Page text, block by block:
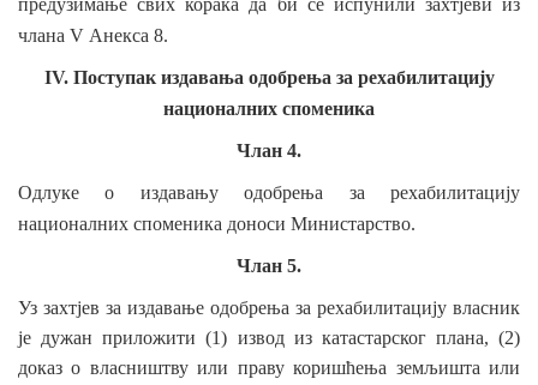
члана V Анекса 8.
IV. Поступак издавања одобрења за рехабилитацију
националних споменика
Члан 4.
Одлуке о издавању одобрења за рехабилитацију
националних споменика доноси Министарство.
Члан 5.
Уз захтјев за издавање одобрења за рехабилитацију власник
је дужан приложити (1) извод из катастарског плана, (2)
доказ о власништву или праву коришћења земљишта или